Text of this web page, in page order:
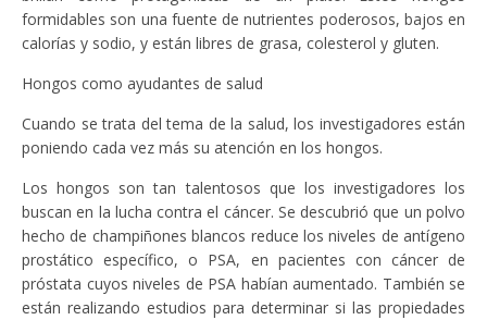
formidables son una fuente de nutrientes poderosos, bajos en
calorías y sodio, y están libres de grasa, colesterol y gluten.
Hongos como ayudantes de salud
Cuando se trata del tema de la salud, los investigadores están
poniendo cada vez más su atención en los hongos.
Los hongos son tan talentosos que los investigadores los
buscan en la lucha contra el cáncer. Se descubrió que un polvo
hecho de champiñones blancos reduce los niveles de antígeno
prostático específico, o PSA, en pacientes con cáncer de
próstata cuyos niveles de PSA habían aumentado. También se
están realizando estudios para determinar si las propiedades